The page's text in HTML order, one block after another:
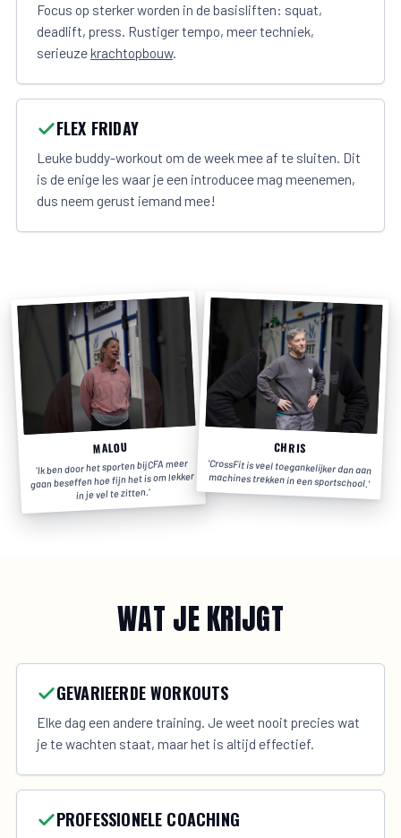
Focus op sterker worden in de basisliften: squat,
deadlift, press. Rustiger tempo, meer techniek,
serieuzekrachtopbouw.
FLEX FRIDAY
Leuke buddy-workout om de week mee af te sluiten. Dit
is de enige les waar je een introducee mag meenemen,
dus neem gerust iemand mee!
MALOU
'Ik ben door het sporten bij CFA meer
gaan beseffen hoe fijn het is om lekker
in je vel te zitten.'
CHRIS
'CrossFit is veel toegankelijker dan aan
machines trekken in een sportschool.'
WAT JE KRIJGT
GEVARIEERDE WORKOUTS
Elke dag een andere training. Je weet nooit precies wat
je te wachten staat, maar het is altijd effectief.
PROFESSIONELE COACHING